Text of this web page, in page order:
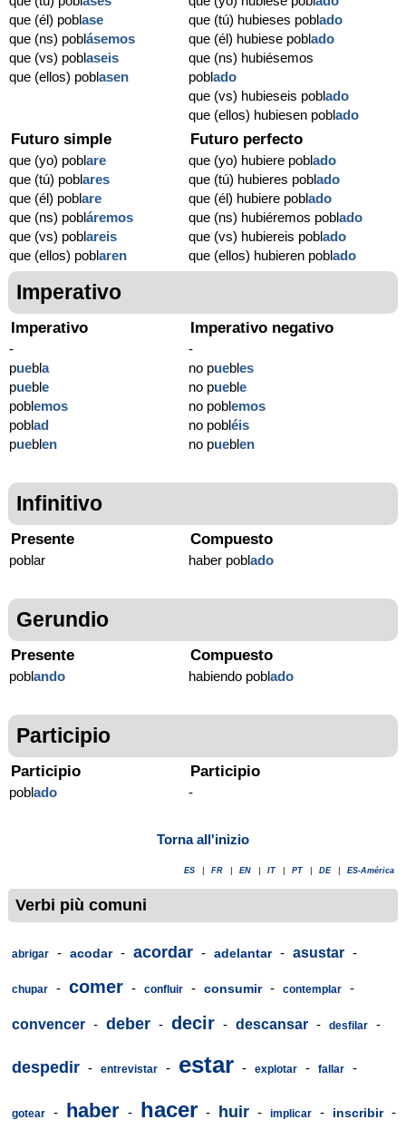
que (él) poblase
que (ns) poblásemos
que (vs) poblaseis
que (ellos) poblasen
que (tú) hubieses poblado
que (él) hubiese poblado
que (ns) hubiésemos
poblado
que (vs) hubieseis poblado
que (ellos) hubiesen poblado
Futuro simple
que (yo) poblare
que (tú) poblares
que (él) poblare
que (ns) pobláremos
que (vs) poblareis
que (ellos) poblaren
Futuro perfecto
que (yo) hubiere poblado
que (tú) hubieres poblado
que (él) hubiere poblado
que (ns) hubiéremos poblado
que (vs) hubiereis poblado
que (ellos) hubieren poblado
Imperativo
Imperativo
-
puebla
pueble
poblemos
poblad
pueblen
Imperativo negativo
-
no puebles
no pueble
no poblemos
no pobléis
no pueblen
Infinitivo
Presente
poblar
Compuesto
haber poblado
Gerundio
Presente
poblando
Compuesto
habiendo poblado
Participio
Participio
poblado
Participio
-
Torna all'inizio
ES FR EN IT PT DE ES-América
Verbi più comuni
abrigar - acodar - acordar - adelantar - asustar -
chupar - comer - confluir - consumir - contemplar -
convencer - deber - decir - descansar - desfilar -
despedir - entrevistar - estar - explotar - fallar -
gotear - haber - hacer - huir - implicar - inscribir -